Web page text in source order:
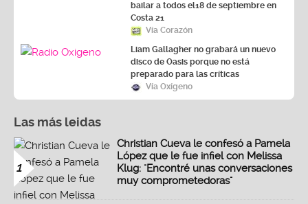
bailar a todos el18 de septiembre en
Costa 21
Vía Corazón
Liam Gallagher no grabará un nuevo
disco de Oasis porque no está
preparado para las críticas
Vía Oxígeno
Las más leidas
1
Christian Cueva le confesó a Pamela
López que le fue infiel con Melissa
Klug: "Encontré unas conversaciones
muy comprometedoras"